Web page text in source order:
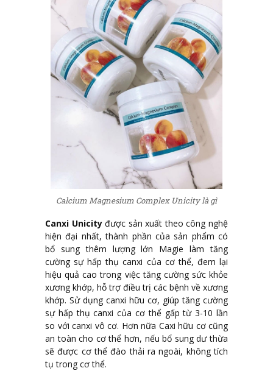
Calcium Magnesium Complex Unicity là gì
Canxi Unicityđược sản xuất theo công nghệ
hiện đại nhất, thành phần của sản phẩm có
bổ sung thêm lượng lớn Magie làm tăng
cường sự hấp thụ canxi của cơ thể, đem lại
hiệu quả cao trong việc tăng cường sức khỏe
xương khớp, hỗ trợ điều trị các bệnh về xương
khớp. Sử dụng canxi hữu cơ, giúp tăng cường
sự hấp thụ canxi của cơ thể gấp từ 3-10 lần
so với canxi vô cơ. Hơn nữa Caxi hữu cơ cũng
an toàn cho cơ thể hơn, nếu bổ sung dư thừa
sẽ được cơ thể đào thải ra ngoài, không tích
tụ trong cơ thể.